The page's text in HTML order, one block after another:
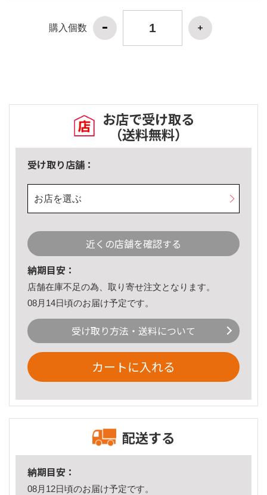
購入個数
お店で受け取る
（送料無料）
受け取り店舗：
お店を選ぶ
近くの店舗を確認する
納期目安：
店舗在庫不足の為、取り寄せ注文となります。
08月14日頃のお届け予定です。
受け取り方法・送料について
カートに入れる
配送する
納期目安：
08月12日頃のお届け予定です。